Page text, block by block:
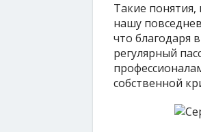
Такие
нашу
что благодаря
регулярный
собственной